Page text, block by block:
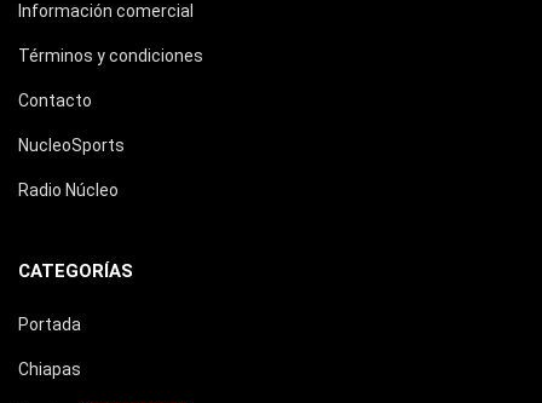
Información comercial
Términos y condiciones
Contacto
NucleoSports
Radio Núcleo
CATEGORÍAS
Portada
Chiapas